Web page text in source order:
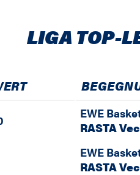
LIGA TOP-
EWE
RASTA
EWE
RASTA